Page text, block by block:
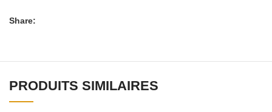
Share:
PRODUITS SIMILAIRES